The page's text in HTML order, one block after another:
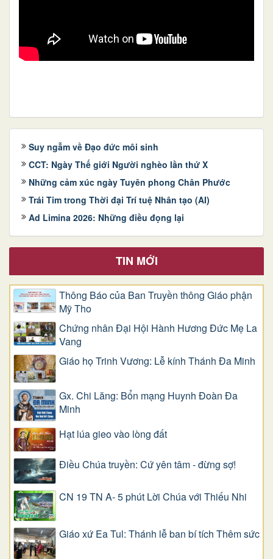
Suy ngẫm về Đạo đức môi sinh
CCT: Ngày Thế giới Người nghèo lần thứ X
Những cảm xúc ngày Tuyên phong Chân Phước
Trái Tim trong Thời đại Trí tuệ Nhân tạo (AI)
Ad Limina 2026: Những điều đọng lại
TIN MỚI
Thông Báo của Ban Truyền thông Giáo phận
Mỹ Tho
Chứng nhân Đại Hội Hành Hương Đức Mẹ La
Vang
Giáo họ Trinh Vương: Lễ kính Thánh Đa Minh
Gx. Chi Lăng: Bổn mạng Huynh Đoàn Đa
Minh
Hạt lúa gieo vào lòng đất
Điều Chúa truyền: Cứ yên tâm - đừng sợ!
CN 19 TN A- 5 phút Lời Chúa với Thiếu Nhi
Giáo xứ Ea Tul: Thánh lễ ban bí tích Thêm sức